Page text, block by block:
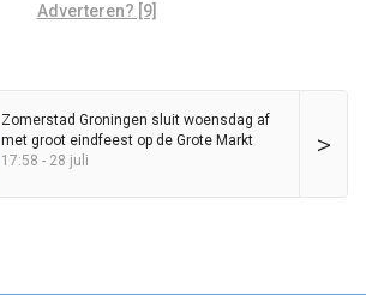
Adverteren? [9]
>
Zomerstad Groningen sluit woensdag af
met groot eindfeest op de Grote Markt
17:58 - 28 juli